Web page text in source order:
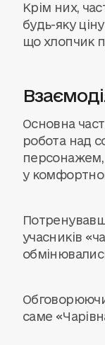
Крім них,
будь-яку
що хлопчик
Основна
робота над
персонажем,
у
учасників
Обговорюючи
саме